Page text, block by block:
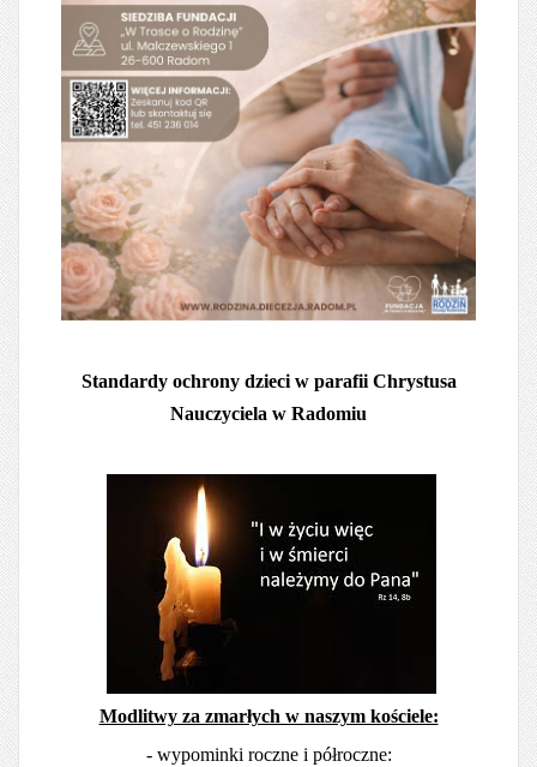
Standardy ochrony dzieci w parafii Chrystusa
Nauczyciela w Radomiu
Modlitwy za zmarłych w naszym kościele:
- wypominki roczne i półroczne: